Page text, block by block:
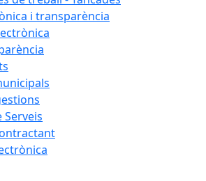
i transparència
Serveis